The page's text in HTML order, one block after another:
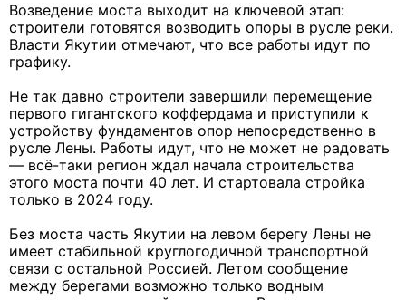
Возведение моста выходит на ключевой этап:
строители готовятся возводить опоры в русле реки.
Власти Якутии отмечают, что все работы идут по
графику.
Не так давно строители завершили перемещение
первого гигантского коффердама и приступили к
устройству фундаментов опор непосредственно в
русле Лены. Работы идут, что не может не радовать
— всё-таки регион ждал начала строительства
этого моста почти 40 лет. И стартовала стройка
только в 2024 году.
Без моста часть Якутии на левом берегу Лены не
имеет стабильной круглогодичной транспортной
связи с остальной Россией. Летом сообщение
между берегами возможно только водным